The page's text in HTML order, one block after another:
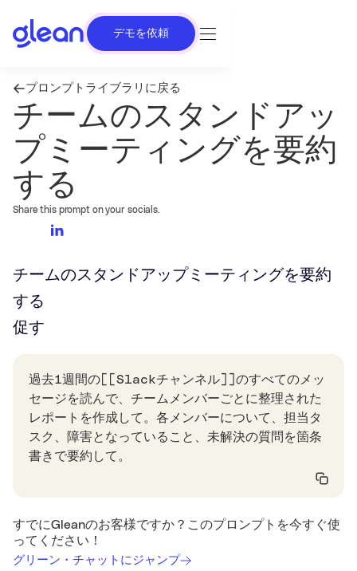
デモを依頼
プロンプトライブラリに戻る
チームのスタンドアッ
プミーティングを要約
する
Share this prompt on your socials.
チームのスタンドアップミーティングを要約
する
促す
過去1週間の[[Slackチャンネル]]のすべてのメッ
セージを読んで、チームメンバーごとに整理された
レポートを作成して。各メンバーについて、担当タ
スク、障害となっていること、未解決の質問を箇条
書きで要約して。
すでにGleanのお客様ですか？このプロンプトを今すぐ使
ってください！
グリーン・チャットにジャンプ